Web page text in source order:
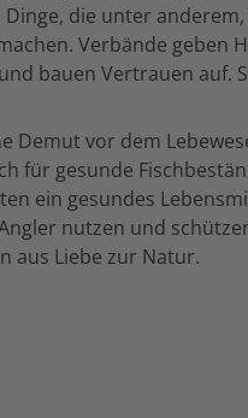
die unter
Verbände geben
bauen Vertrauen auf.
Demut vor dem
für gesunde
ein gesundes
nutzen und
aus Liebe zur Natur.